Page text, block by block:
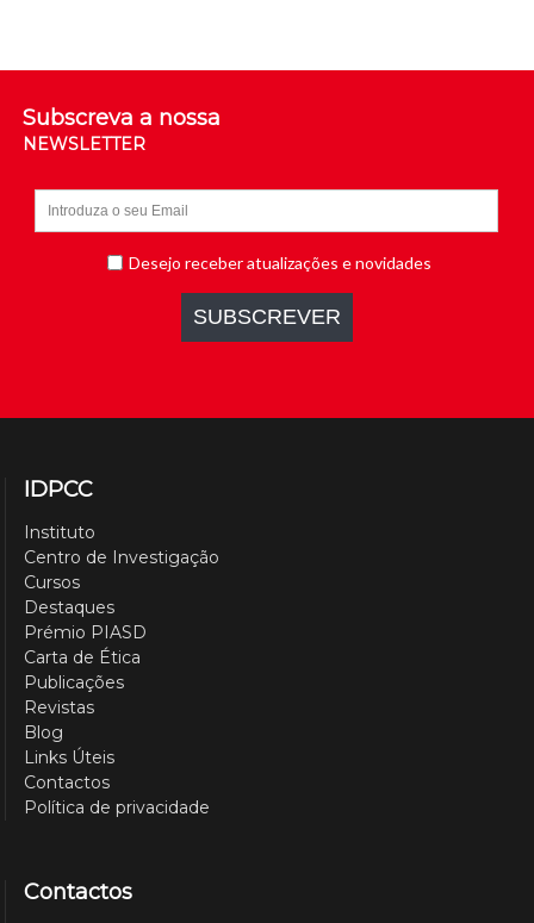
Subscreva a nossa
NEWSLETTER
IDPCC
Instituto
Centro de Investigação
Cursos
Destaques
Prémio PIASD
Carta de Ética
Publicações
Revistas
Blog
Links Úteis
Contactos
Política de privacidade
Contactos